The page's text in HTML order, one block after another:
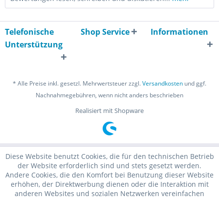
Telefonische
Unterstützung
Shop Service Informationen
* Alle Preise inkl. gesetzl. Mehrwertsteuer zzgl.Versandkosten und ggf.
Nachnahmegebühren, wenn nicht anders beschrieben
Realisiert mit Shopware
Diese Website benutzt Cookies, die für den technischen Betrieb
der Website erforderlich sind und stets gesetzt werden.
Andere Cookies, die den Komfort bei Benutzung dieser Website
erhöhen, der Direktwerbung dienen oder die Interaktion mit
anderen Websites und sozialen Netzwerken vereinfachen